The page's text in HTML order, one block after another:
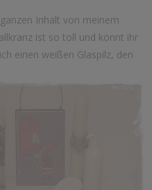
Inhalt von meinem
ist so toll und könnt ihr
einen weißen Glaspilz, den